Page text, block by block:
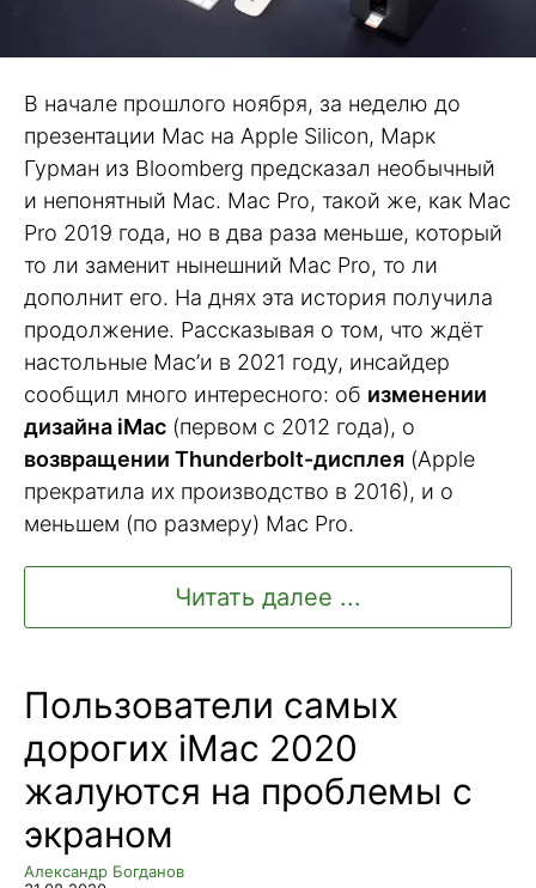
В начале прошлого ноября, за неделю до
презентации Mac на Apple Silicon, Марк
Гурман из Bloomberg предсказал необычный
и непонятный Mac. Mac Pro, такой же, как Mac
Pro 2019 года, но в два раза меньше, который
то ли заменит нынешний Mac Pro, то ли
дополнит его. На днях эта история получила
продолжение. Рассказывая о том, что ждёт
настольные Mac’и в 2021 году, инсайдер
сообщил много интересного: об изменении
дизайна iMac (первом с 2012 года), о
возвращении Thunderbolt-дисплея (Apple
прекратила их производство в 2016), и о
меньшем (по размеру) Mac Pro.
Читать далее ...
Пользователи самых
дорогих iMac 2020
жалуются на проблемы с
экраном
Александр Богданов